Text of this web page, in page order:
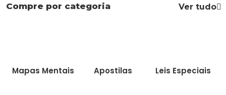
Compre por categoria Ver tudo
Mapas Mentais Apostilas Leis Especiais